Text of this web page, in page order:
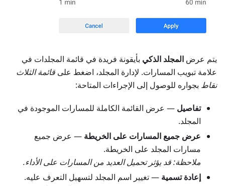
يتم عرض المجلد الذكي بأيقونة فريدة في قائمة المجلدات في
علامة تبويب المسارات. لإدارة المجلد، اضغط على قائمة الثلاث
نقاط بجواره للوصول إلى الإجراءات المتاحة:
تفاصيل — عرض القائمة الكاملة للمسارات الموجودة في
المجلد.
عرض جميع المسارات على الخريطة — عرض جميع
مسارات المجلد على الخريطة.
ملاحظة: قد يؤثر تحميل العديد من المسارات على الأداء.
إعادة تسمية — تغيير اسم المجلد لتسهيل التعرف عليه.